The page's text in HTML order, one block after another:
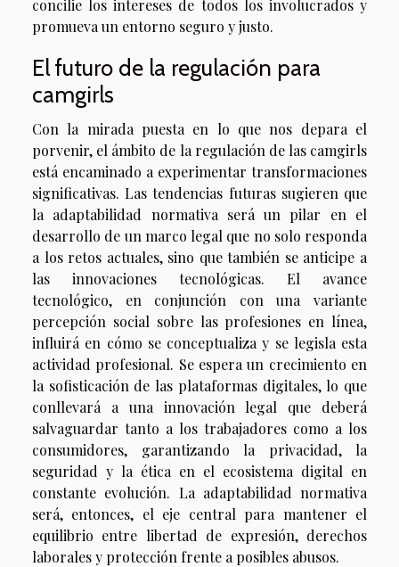
concilie los intereses de todos los involucrados y
promueva un entorno seguro y justo.
El futuro de la regulación para
camgirls
Con la mirada puesta en lo que nos depara el
porvenir, el ámbito de la regulación de las camgirls
está encaminado a experimentar transformaciones
significativas. Las tendencias futuras sugieren que
la adaptabilidad normativa será un pilar en el
desarrollo de un marco legal que no solo responda
a los retos actuales, sino que también se anticipe a
las innovaciones tecnológicas. El avance
tecnológico, en conjunción con una variante
percepción social sobre las profesiones en línea,
influirá en cómo se conceptualiza y se legisla esta
actividad profesional. Se espera un crecimiento en
la sofisticación de las plataformas digitales, lo que
conllevará a una innovación legal que deberá
salvaguardar tanto a los trabajadores como a los
consumidores, garantizando la privacidad, la
seguridad y la ética en el ecosistema digital en
constante evolución. La adaptabilidad normativa
será, entonces, el eje central para mantener el
equilibrio entre libertad de expresión, derechos
laborales y protección frente a posibles abusos.